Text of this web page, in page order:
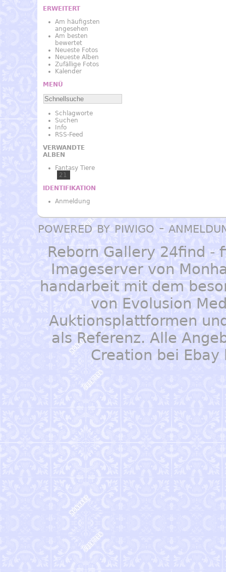
ERWEITERT
Am häufigsten
angesehen
Am besten
bewertet
Neueste Fotos
Neueste Alben
Zufällige Fotos
Kalender
MENÜ
Schlagworte
Suchen
Info
RSS-Feed
VERWANDTE
ALBEN
Fantasy Tiere
21
IDENTIFIKATION
Anmeldung
powered bypiwigo -
Reborn Gallery 24find -
Imageserver von
handarbeit mit dem
von Evolusion
Auktionsplattformen
als Referenz. Alle
Creation bei